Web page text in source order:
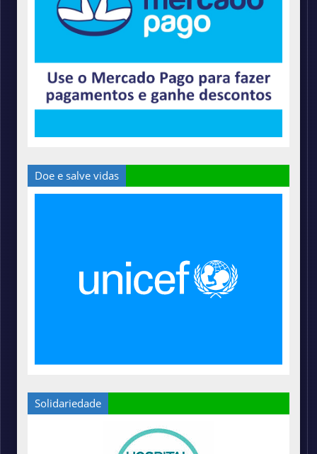
Doe e salve vidas
Solidariedade